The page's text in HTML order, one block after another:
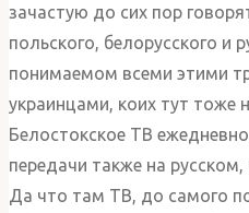
зачастую до сих пор
польского, белорусского и
понимаемом всеми этими
украинцами, коих тут тоже
Белостокское ТВ
передачи также на
Да что там ТВ, до самого